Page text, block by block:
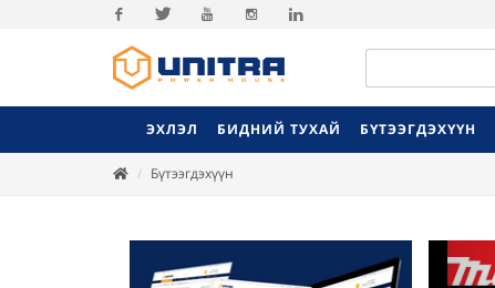
Facebook
ЭХЛЭЛ БИДНИЙ ТУХАЙ БҮТЭЭГДЭХҮҮН
Бүтээгдэхүүн